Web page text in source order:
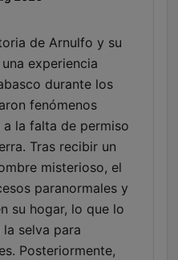
de Arnulfo y su
experiencia
durante los
fenómenos
la falta de permiso
Tras recibir un
misterioso, el
paranormales y
su hogar, lo que lo
selva para
Posteriormente,